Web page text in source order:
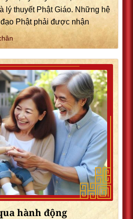
lý thuyết Phật Giáo. Những hệ
Phật phải được nhận
hành động